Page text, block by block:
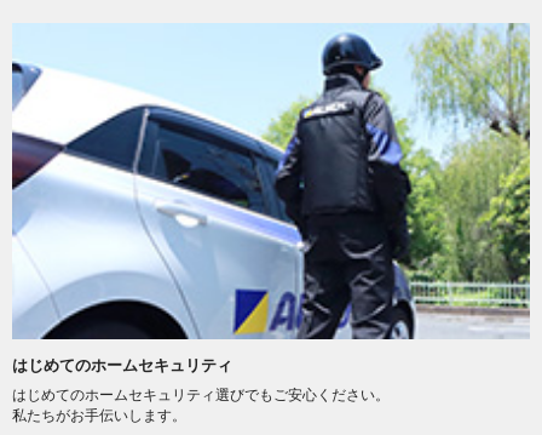
はじめてのホームセキュリティ
はじめてのホームセキュリティ選びでもご安心ください。
私たちがお手伝いします。